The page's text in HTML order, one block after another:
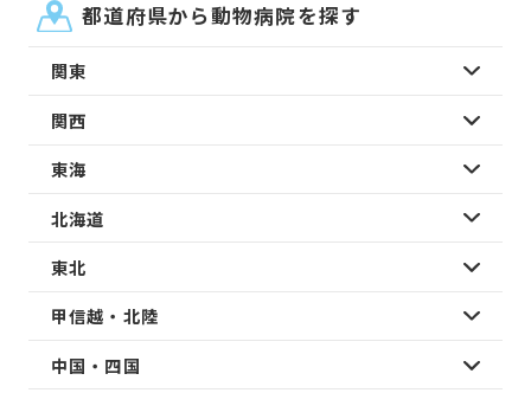
都道府県から動物病院を探す
関東
関西
東海
北海道
東北
甲信越・北陸
中国・四国